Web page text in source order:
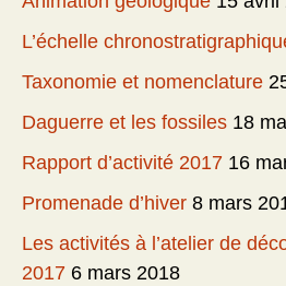
L’échelle
Taxonomie et nomenclature
Daguerre et les fossiles 18
Rapport d’activité 2017 16
Promenade d’hiver 8 mars
Les activités à l’atelier de
2017 6 mars 2018